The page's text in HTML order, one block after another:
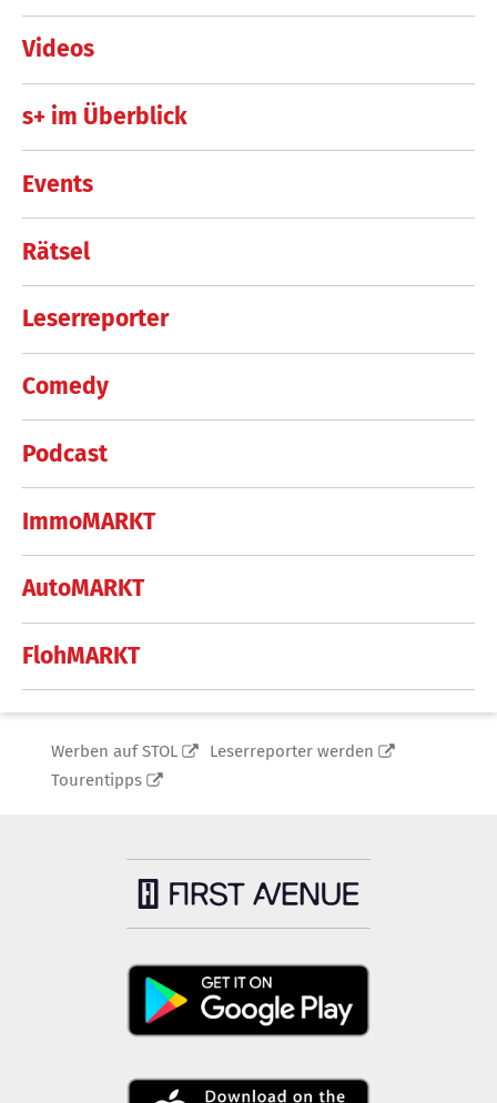
Videos
s+ im Überblick
Events
Rätsel
Leserreporter
Comedy
Podcast
ImmoMARKT
AutoMARKT
FlohMARKT
Werben auf STOL
Leserreporter werden
Tourentipps